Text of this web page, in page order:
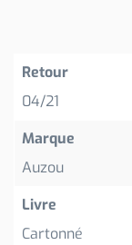
Retour
04/21
Marque
Auzou
Livre
Cartonné